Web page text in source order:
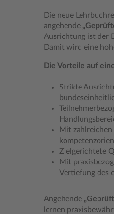
Die neue
angehende
Ausrichtung ist der
Damit wird eine
Die Vorteile auf
Strikte
Mit zahlreichen
Zielgerichtete
Mit
Vertiefung des
Angehende
lernen